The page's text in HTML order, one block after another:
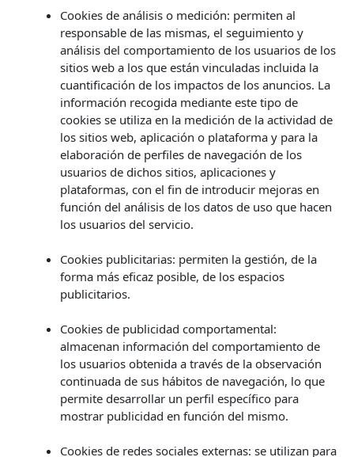
Cookies de análisis o medición: permiten al
responsable de las mismas, el seguimiento y
análisis del comportamiento de los usuarios de los
sitios web a los que están vinculadas incluida la
cuantificación de los impactos de los anuncios. La
información recogida mediante este tipo de
cookies se utiliza en la medición de la actividad de
los sitios web, aplicación o plataforma y para la
elaboración de perfiles de navegación de los
usuarios de dichos sitios, aplicaciones y
plataformas, con el fin de introducir mejoras en
función del análisis de los datos de uso que hacen
los usuarios del servicio.
Cookies publicitarias: permiten la gestión, de la
forma más eficaz posible, de los espacios
publicitarios.
Cookies de publicidad comportamental:
almacenan información del comportamiento de
los usuarios obtenida a través de la observación
continuada de sus hábitos de navegación, lo que
permite desarrollar un perfil específico para
mostrar publicidad en función del mismo.
Cookies de redes sociales externas: se utilizan para